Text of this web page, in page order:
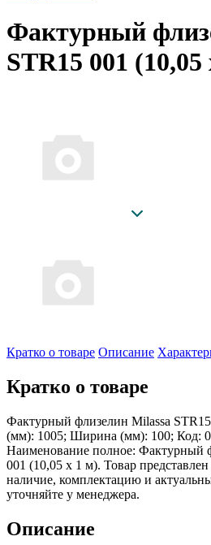
Фактурный
STR15 001
Кратко о товаре Описание
Кратко о товаре
Фактурный флизелин Milassa
(мм): 1005; Ширина (мм): 100; Код:
Наименование полное: Фактурный
001 (10,05 х 1 м). Товар
наличие, комплектацию и
уточняйте у менеджера.
Описание